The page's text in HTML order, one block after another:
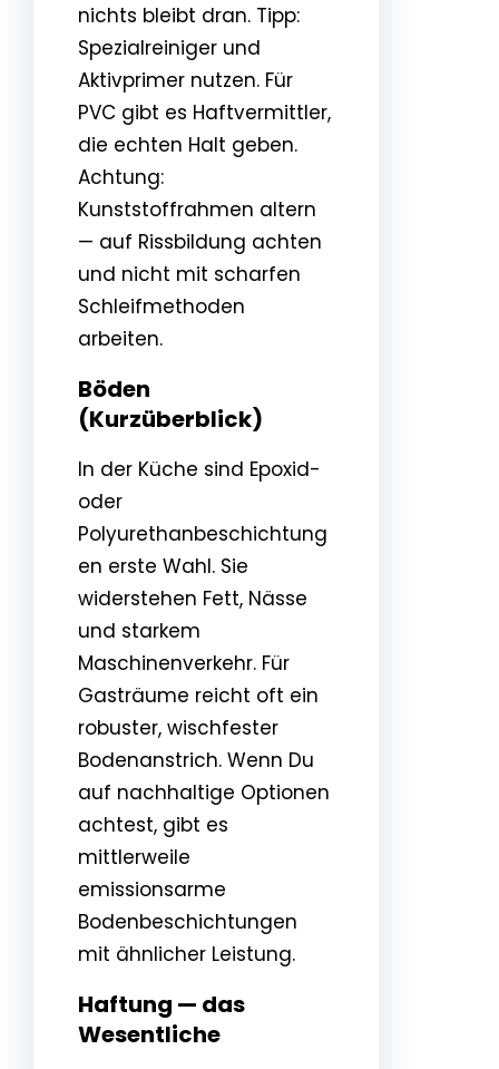
nichts bleibt dran. Tipp:
Spezialreiniger und
Aktivprimer nutzen. Für
PVC gibt es Haftvermittler,
die echten Halt geben.
Achtung:
Kunststoffrahmen altern
— auf Rissbildung achten
und nicht mit scharfen
Schleifmethoden
arbeiten.
Böden
(Kurzüberblick)
In der Küche sind Epoxid-
oder
Polyurethanbeschichtung
en erste Wahl. Sie
widerstehen Fett, Nässe
und starkem
Maschinenverkehr. Für
Gasträume reicht oft ein
robuster, wischfester
Bodenanstrich. Wenn Du
auf nachhaltige Optionen
achtest, gibt es
mittlerweile
emissionsarme
Bodenbeschichtungen
mit ähnlicher Leistung.
Haftung — das
Wesentliche